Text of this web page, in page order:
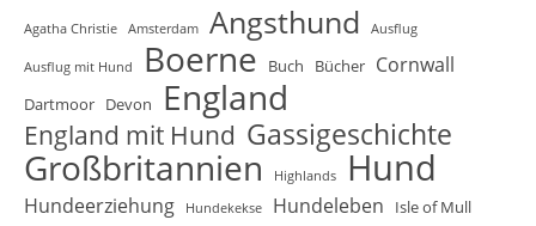
Agatha Christie Amsterdam Angsthund Ausflug
Ausflug mit Hund Boerne Buch Bücher Cornwall
Dartmoor Devon England
England mit Hund Gassigeschichte
Großbritannien Highlands Hund
Hundeerziehung Hundekekse Hundeleben Isle of Mull